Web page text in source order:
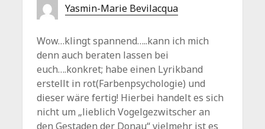
Yasmin-Marie Bevilacqua
Wow…klingt spannend…..kann ich mich
denn auch beraten lassen bei
euch….konkret; habe einen Lyrikband
erstellt in rot(Farbenpsychologie) und
dieser wäre fertig! Hierbei handelt es sich
nicht um „lieblich Vogelgezwitscher an
den Gestaden der Donau“ vielmehr ist es